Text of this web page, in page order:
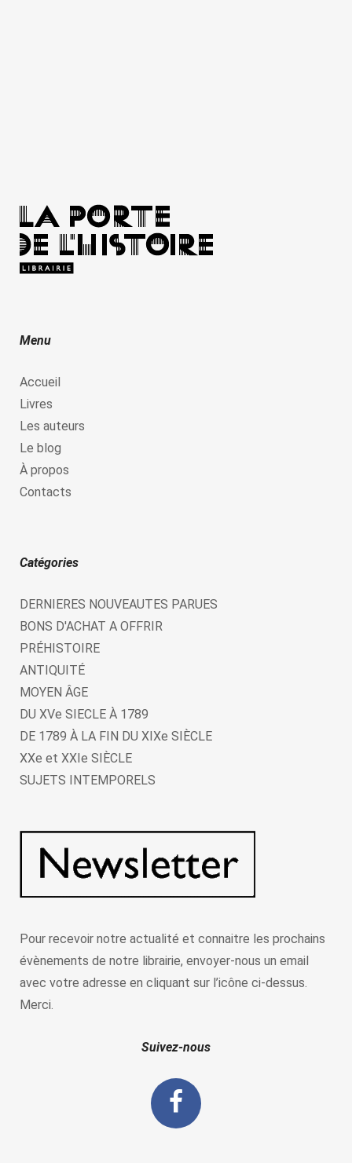
Menu
Accueil
Livres
Les auteurs
Le blog
À propos
Contacts
Catégories
DERNIERES NOUVEAUTES PARUES
BONS D'ACHAT A OFFRIR
PRÉHISTOIRE
ANTIQUITÉ
MOYEN ÂGE
DU XVe SIECLE À 1789
DE 1789 À LA FIN DU XIXe SIÈCLE
XXe et XXIe SIÈCLE
SUJETS INTEMPORELS
Pour recevoir notre actualité et connaitre les prochains
évènements de notre librairie, envoyer-nous un email
avec votre adresse en cliquant sur l’icône ci-dessus.
Merci.
Suivez-nous